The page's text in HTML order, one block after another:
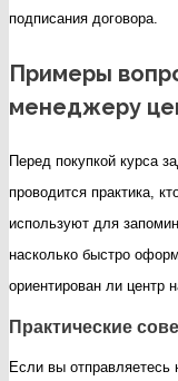
подписания договора.
Примеры
менеджеру
Перед покупкой курса
проводится практика,
используют для
насколько быстро
ориентирован ли центр
Практические
Если вы отправляетесь